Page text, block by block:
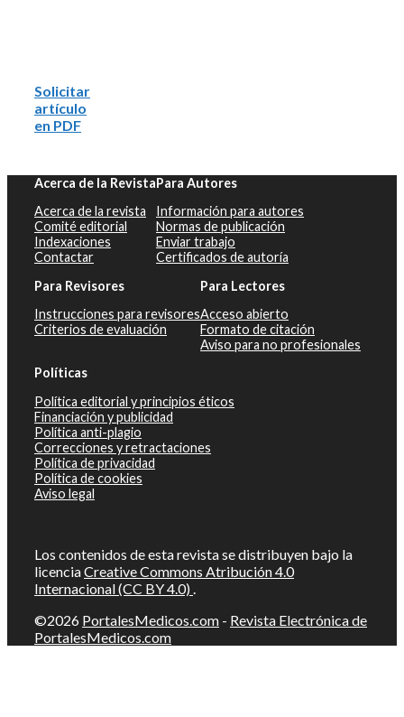
Solicitar
artículo
en PDF
Acerca de la Revista
Acerca de la revista
Comité editorial
Indexaciones
Contactar
Para Autores
Información para autores
Normas de publicación
Enviar trabajo
Certificados de autoría
Para Revisores
Instrucciones para revisores
Criterios de evaluación
Para Lectores
Acceso abierto
Formato de citación
Aviso para no profesionales
Políticas
Política editorial y principios éticos
Financiación y publicidad
Política anti-plagio
Correcciones y retractaciones
Política de privacidad
Política de cookies
Aviso legal
Los contenidos de esta revista se distribuyen bajo la
licenciaCreative Commons Atribución 4.0
Internacional (CC BY 4.0) .
©2026 PortalesMedicos.com - Revista Electrónica de
PortalesMedicos.com